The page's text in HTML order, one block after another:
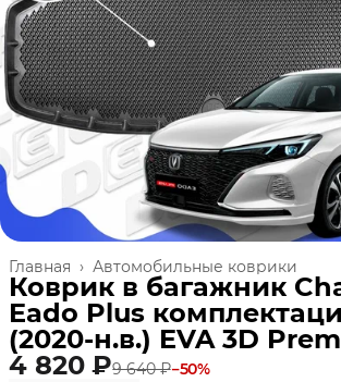
Автомобильные коврики
Главная ›
Коврик в багажник
Eado Plus
(2020-н.в.) EVA 3D
4 820 ₽9 640 ₽−50%